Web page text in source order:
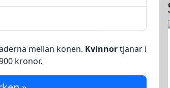
mellan könen. Kvinnortjänar i
kronor.